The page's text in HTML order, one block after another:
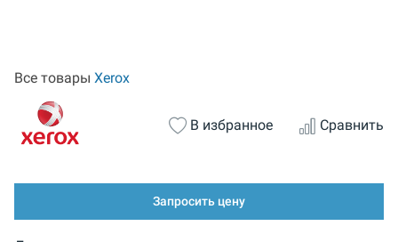
Все товары Xerox
В избранное Сравнить
Запросить цену